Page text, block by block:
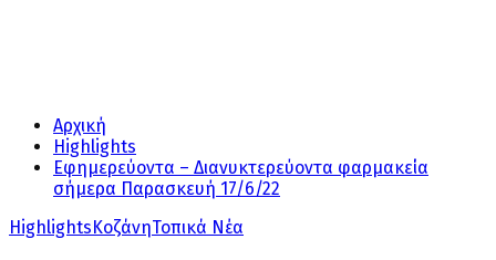
Αρχική
Highlights
Εφημερεύοντα – Διανυκτερεύοντα φαρμακεία
σήμερα Παρασκευή 17/6/22
HighlightsΚοζάνηΤοπικά Νέα